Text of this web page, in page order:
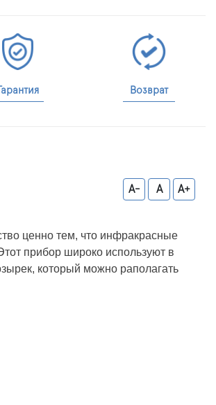
Возврат
A- A A+
ценно тем, что инфракрасные
прибор широко используют в
который можно раполагать